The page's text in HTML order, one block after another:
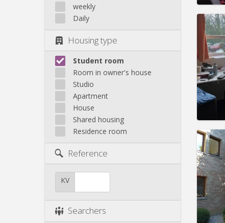
weekly
Daily
Housing type
Student room
Room in owner's house
Studio
Apartment
House
Shared housing
Residence room
Reference
KV
Searchers
Rent:
Rent: